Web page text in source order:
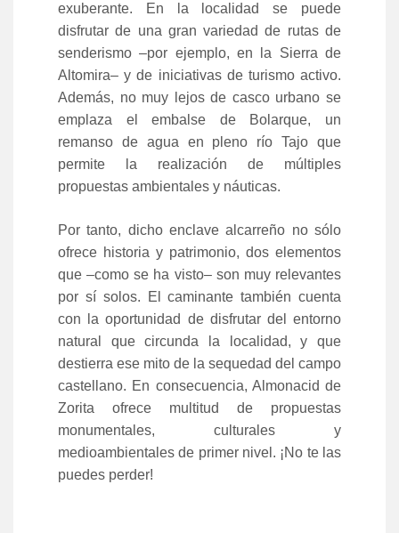
exuberante. En la localidad se puede
disfrutar de una gran variedad de rutas de
senderismo –por ejemplo, en la Sierra de
Altomira– y de iniciativas de turismo activo.
Además, no muy lejos de casco urbano se
emplaza el embalse de Bolarque, un
remanso de agua en pleno río Tajo que
permite la realización de múltiples
propuestas ambientales y náuticas.
Por tanto, dicho enclave alcarreño no sólo
ofrece historia y patrimonio, dos elementos
que –como se ha visto– son muy relevantes
por sí solos. El caminante también cuenta
con la oportunidad de disfrutar del entorno
natural que circunda la localidad, y que
destierra ese mito de la sequedad del campo
castellano. En consecuencia, Almonacid de
Zorita ofrece multitud de propuestas
monumentales, culturales y
medioambientales de primer nivel. ¡No te las
puedes perder!